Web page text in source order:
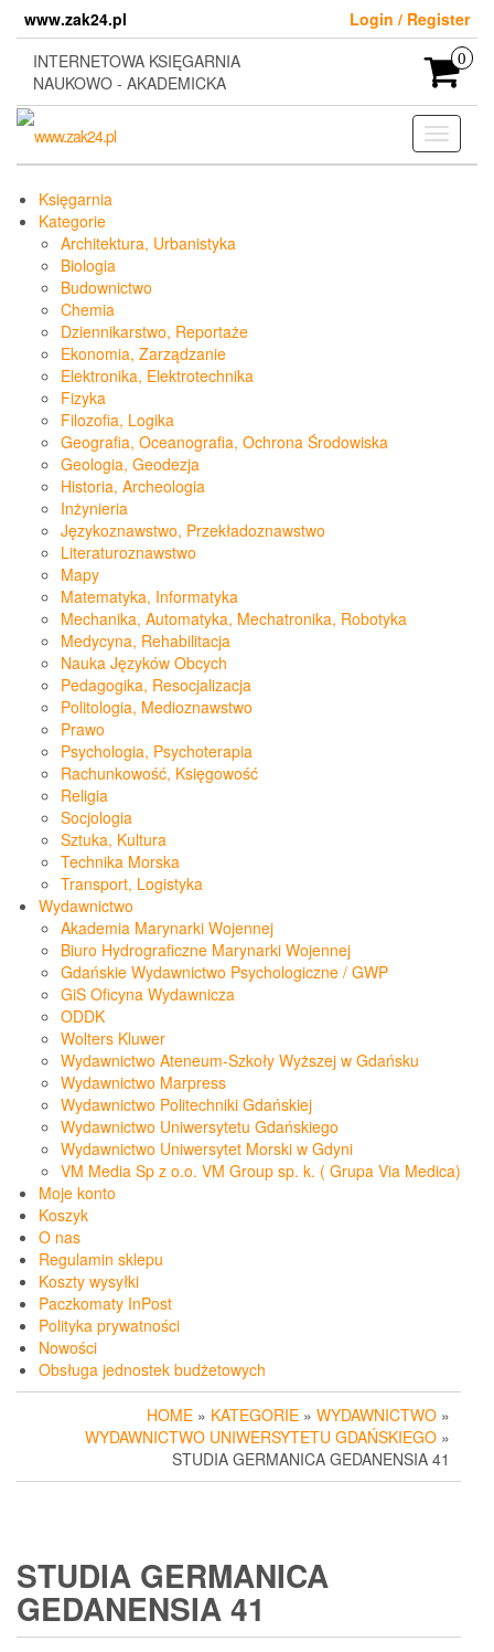
content
www.zak24.pl
Login / Register
INTERNETOWA KSIĘGARNIA
NAUKOWO - AKADEMICKA
0
Toggle
Księgarnia
Kategorie
Architektura, Urbanistyka
Biologia
Budownictwo
Chemia
Dziennikarstwo, Reportaże
Ekonomia, Zarządzanie
Elektronika, Elektrotechnika
Fizyka
Filozofia, Logika
Geografia, Oceanografia, Ochrona Środowiska
Geologia, Geodezja
Historia, Archeologia
Inżynieria
Językoznawstwo, Przekładoznawstwo
Literaturoznawstwo
Mapy
Matematyka, Informatyka
Mechanika, Automatyka, Mechatronika, Robotyka
Medycyna, Rehabilitacja
Nauka Języków Obcych
Pedagogika, Resocjalizacja
Politologia, Medioznawstwo
Prawo
Psychologia, Psychoterapia
Rachunkowość, Księgowość
Religia
Socjologia
Sztuka, Kultura
Technika Morska
Transport, Logistyka
Wydawnictwo
Akademia Marynarki Wojennej
Biuro Hydrograficzne Marynarki Wojennej
Gdańskie Wydawnictwo Psychologiczne / GWP
GiS Oficyna Wydawnicza
ODDK
Wolters Kluwer
Wydawnictwo Ateneum-Szkoły Wyższej w Gdańsku
Wydawnictwo Marpress
Wydawnictwo Politechniki Gdańskiej
Wydawnictwo Uniwersytetu Gdańskiego
Wydawnictwo Uniwersytet Morski w Gdyni
VM Media Sp z o.o. VM Group sp. k. ( Grupa Via Medica)
Moje konto
Koszyk
O nas
Regulamin sklepu
Koszty wysyłki
Paczkomaty InPost
Polityka prywatności
Nowości
Obsługa jednostek budżetowych
HOME » KATEGORIE » WYDAWNICTWO »
WYDAWNICTWO UNIWERSYTETU GDAŃSKIEGO »
STUDIA GERMANICA GEDANENSIA 41
STUDIA GERMANICA
GEDANENSIA 41